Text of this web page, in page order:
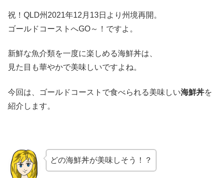
祝！QLD州2021年12月13日より州境再開。
ゴールドコーストへGO～！ですよ。
新鮮な魚介類を一度に楽しめる海鮮丼は、
見た目も華やかで美味しいですよね。
今回は、ゴールドコーストで食べられる美味しい海鮮丼を
紹介します。
どの海鮮丼が美味しそう！？